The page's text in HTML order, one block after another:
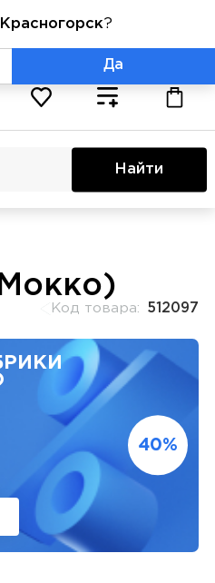
+7 (800) 775-71-06
Найти
Код товара: 512097
40%
Красногорск?
Да